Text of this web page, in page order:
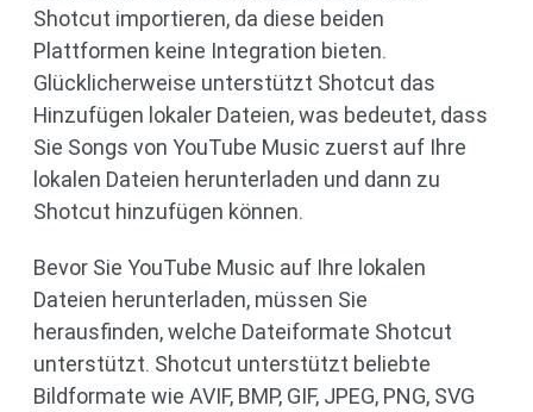
Shotcut importieren, da diese beiden
Plattformen keine Integration bieten.
Glücklicherweise unterstützt Shotcut das
Hinzufügen lokaler Dateien, was bedeutet, dass
Sie Songs von YouTube Music zuerst auf Ihre
lokalen Dateien herunterladen und dann zu
Shotcut hinzufügen können.
Bevor Sie YouTube Music auf Ihre lokalen
Dateien herunterladen, müssen Sie
herausfinden, welche Dateiformate Shotcut
unterstützt. Shotcut unterstützt beliebte
Bildformate wie AVIF, BMP, GIF, JPEG, PNG, SVG